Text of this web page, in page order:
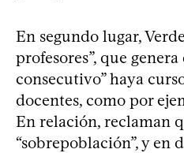
En segundo lugar,
profesores”, que
consecutivo” haya
docentes, como por
En relación, reclaman
“sobrepoblación”, y en